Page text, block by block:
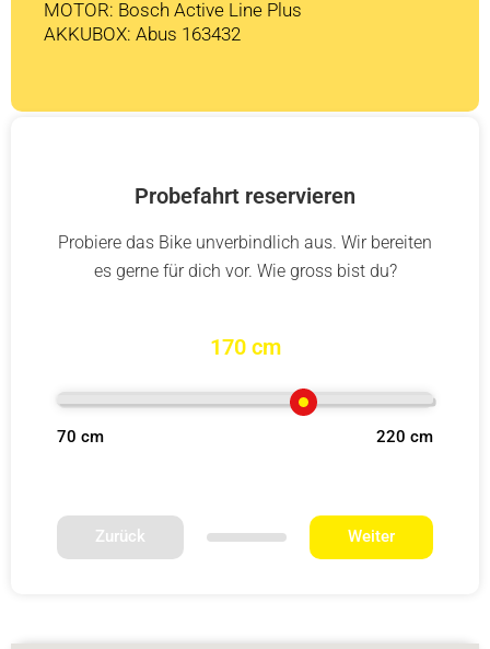
MOTOR: Bosch Active Line Plus
AKKUBOX: Abus 163432
Probefahrt reservieren
Probiere das Bike unverbindlich aus. Wir bereiten
es gerne für dich vor. Wie gross bist du?
170 cm
70 cm 220 cm
Zurück Weiter